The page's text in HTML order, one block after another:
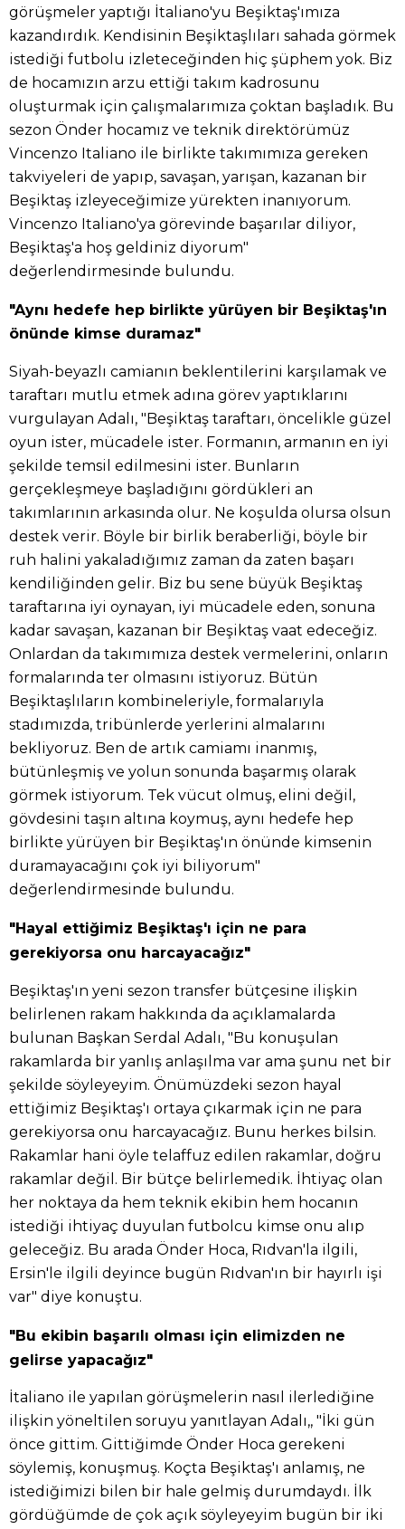
görüşmeler yaptığı İtaliano'yu Beşiktaş'ımıza
kazandırdık. Kendisinin Beşiktaşlıları sahada görmek
istediği futbolu izleteceğinden hiç şüphem yok. Biz
de hocamızın arzu ettiği takım kadrosunu
oluşturmak için çalışmalarımıza çoktan başladık. Bu
sezon Önder hocamız ve teknik direktörümüz
Vincenzo Italiano ile birlikte takımımıza gereken
takviyeleri de yapıp, savaşan, yarışan, kazanan bir
Beşiktaş izleyeceğimize yürekten inanıyorum.
Vincenzo Italiano'ya görevinde başarılar diliyor,
Beşiktaş'a hoş geldiniz diyorum"
değerlendirmesinde bulundu.
"Aynı hedefe hep birlikte yürüyen bir Beşiktaş'ın
önünde kimse duramaz"
Siyah-beyazlı camianın beklentilerini karşılamak ve
taraftarı mutlu etmek adına görev yaptıklarını
vurgulayan Adalı, "Beşiktaş taraftarı, öncelikle güzel
oyun ister, mücadele ister. Formanın, armanın en iyi
şekilde temsil edilmesini ister. Bunların
gerçekleşmeye başladığını gördükleri an
takımlarının arkasında olur. Ne koşulda olursa olsun
destek verir. Böyle bir birlik beraberliği, böyle bir
ruh halini yakaladığımız zaman da zaten başarı
kendiliğinden gelir. Biz bu sene büyük Beşiktaş
taraftarına iyi oynayan, iyi mücadele eden, sonuna
kadar savaşan, kazanan bir Beşiktaş vaat edeceğiz.
Onlardan da takımımıza destek vermelerini, onların
formalarında ter olmasını istiyoruz. Bütün
Beşiktaşlıların kombineleriyle, formalarıyla
stadımızda, tribünlerde yerlerini almalarını
bekliyoruz. Ben de artık camiamı inanmış,
bütünleşmiş ve yolun sonunda başarmış olarak
görmek istiyorum. Tek vücut olmuş, elini değil,
gövdesini taşın altına koymuş, aynı hedefe hep
birlikte yürüyen bir Beşiktaş'ın önünde kimsenin
duramayacağını çok iyi biliyorum"
değerlendirmesinde bulundu.
"Hayal ettiğimiz Beşiktaş'ı için ne para
gerekiyorsa onu harcayacağız"
Beşiktaş'ın yeni sezon transfer bütçesine ilişkin
belirlenen rakam hakkında da açıklamalarda
bulunan Başkan Serdal Adalı, "Bu konuşulan
rakamlarda bir yanlış anlaşılma var ama şunu net bir
şekilde söyleyeyim. Önümüzdeki sezon hayal
ettiğimiz Beşiktaş'ı ortaya çıkarmak için ne para
gerekiyorsa onu harcayacağız. Bunu herkes bilsin.
Rakamlar hani öyle telaffuz edilen rakamlar, doğru
rakamlar değil. Bir bütçe belirlemedik. İhtiyaç olan
her noktaya da hem teknik ekibin hem hocanın
istediği ihtiyaç duyulan futbolcu kimse onu alıp
geleceğiz. Bu arada Önder Hoca, Rıdvan'la ilgili,
Ersin'le ilgili deyince bugün Rıdvan'ın bir hayırlı işi
var" diye konuştu.
"Bu ekibin başarılı olması için elimizden ne
gelirse yapacağız"
İtaliano ile yapılan görüşmelerin nasıl ilerlediğine
ilişkin yöneltilen soruyu yanıtlayan Adalı,, "İki gün
önce gittim. Gittiğimde Önder Hoca gerekeni
söylemiş, konuşmuş. Koçta Beşiktaş'ı anlamış, ne
istediğimizi bilen bir hale gelmiş durumdaydı. İlk
gördüğümde de çok açık söyleyeyim bugün bir iki